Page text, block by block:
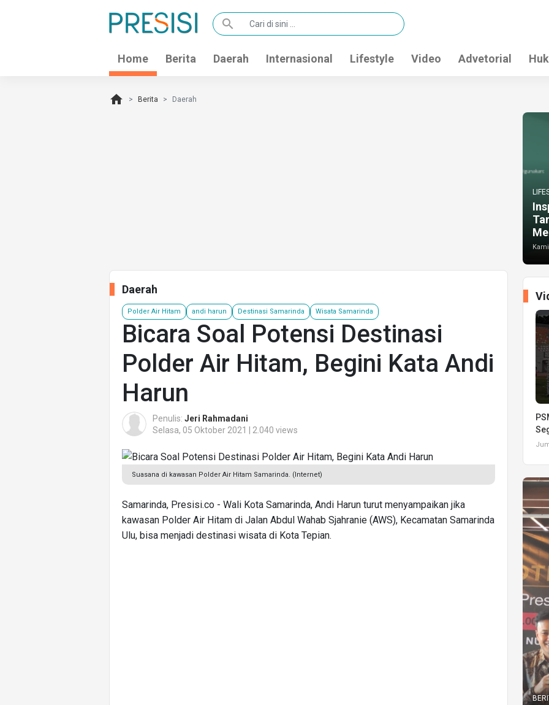
search
Home Berita Daerah Internasional Lifestyle Video Advetorial
home Berita Daerah
Daerah
Polder Air Hitam andi harun Destinasi Samarinda Wisata Samarinda
Bicara Soal Potensi Destinasi
Polder Air Hitam, Begini Kata Andi
Harun
Penulis: Jeri Rahmadani
Selasa, 05 Oktober 2021 | 2.040 views
Suasana di kawasan Polder Air Hitam Samarinda. (Internet)
Samarinda, Presisi.co - Wali Kota Samarinda, Andi Harun turut menyampaikan jika
kawasan Polder Air Hitam di Jalan Abdul Wahab Sjahranie (AWS), Kecamatan Samarinda
Ulu, bisa menjadi destinasi wisata di Kota Tepian.